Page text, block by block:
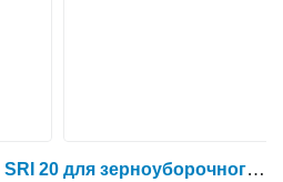
Двигатель IVECO 8460 SRI 20 для зерноуборочного комбайна